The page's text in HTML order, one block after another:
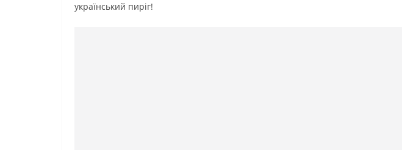
український пиріг!